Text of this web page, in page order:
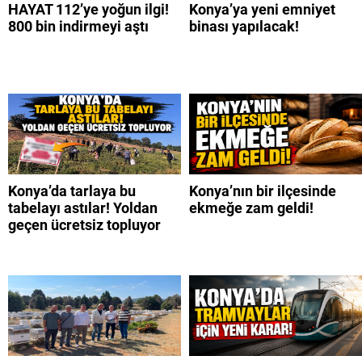
HAYAT 112’ye yoğun ilgi!
800 bin indirmeyi aştı
Konya’ya yeni emniyet
binası yapılacak!
Konya’da tarlaya bu
tabelayı astılar! Yoldan
geçen ücretsiz topluyor
Konya’nın bir ilçesinde
ekmeğe zam geldi!